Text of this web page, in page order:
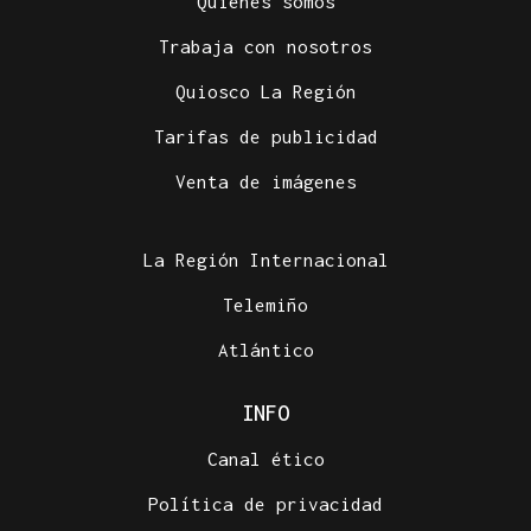
Trabaja con nosotros
Quiosco La Región
Tarifas de publicidad
Venta de imágenes
La Región Internacional
Telemiño
Atlántico
INFO
Canal ético
Política de privacidad